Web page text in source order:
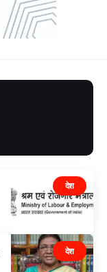
देश
देश